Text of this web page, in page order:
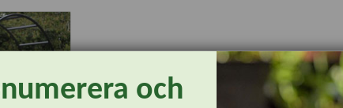
och